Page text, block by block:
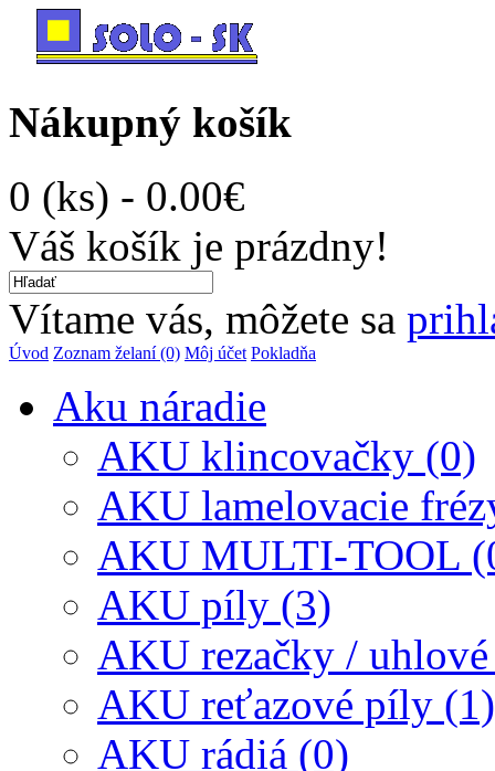
Nákupný košík
0 (ks) - 0.00€
Váš košík je prázdny!
Vítame vás, môžete sa
Úvod Zoznam želaní (0) Môj účet Pokladňa
Aku náradie
AKU klincovačky (0)
AKU lamelovacie
AKU MULTI-TOOL
AKU píly (3)
AKU rezačky /
AKU reťazové píly (1)
AKU rádiá (0)